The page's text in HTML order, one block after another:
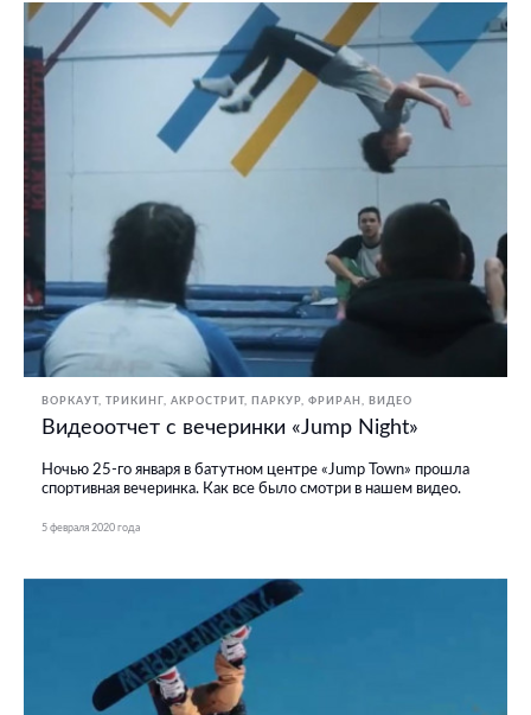
ВОРКАУТ ТРИКИНГ, АКРОСТРИТ, ПАРКУР, ФРИРАН ВИДЕО
Видеоотчет с вечеринки «Jump Night»
Ночью 25-го января в батутном центре «Jump Town» прошла
спортивная вечеринка. Как все было смотри в нашем видео.
5 февраля 2020 года